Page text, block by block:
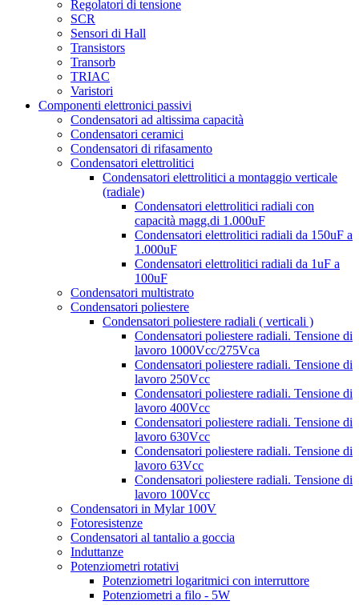
Regolatori di tensione
SCR
Sensori di Hall
Transistors
Transorb
TRIAC
Varistori
Componenti elettronici passivi
Condensatori ad altissima capacità
Condensatori ceramici
Condensatori di rifasamento
Condensatori elettrolitici
Condensatori elettrolitici a montaggio verticale
(radiale)
Condensatori elettrolitici radiali con
capacità magg.di 1.000uF
Condensatori elettrolitici radiali da 150uF a
1.000uF
Condensatori elettrolitici radiali da 1uF a
100uF
Condensatori multistrato
Condensatori poliestere
Condensatori poliestere radiali ( verticali )
Condensatori poliestere radiali. Tensione di
lavoro 1000Vcc/275Vca
Condensatori poliestere radiali. Tensione di
lavoro 250Vcc
Condensatori poliestere radiali. Tensione di
lavoro 400Vcc
Condensatori poliestere radiali. Tensione di
lavoro 630Vcc
Condensatori poliestere radiali. Tensione di
lavoro 63Vcc
Condensatori poliestere radiali. Tensione di
lavoro 100Vcc
Condensatori in Mylar 100V
Fotoresistenze
Condensatori al tantalio a goccia
Induttanze
Potenziometri rotativi
Potenziometri logaritmici con interruttore
Potenziometri a filo - 5W